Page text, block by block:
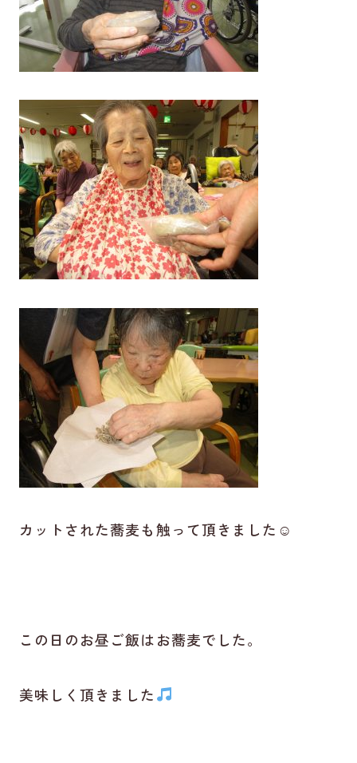
カットされた蕎麦も触って頂きました☺
この日のお昼ご飯はお蕎麦でした。
美味しく頂きました